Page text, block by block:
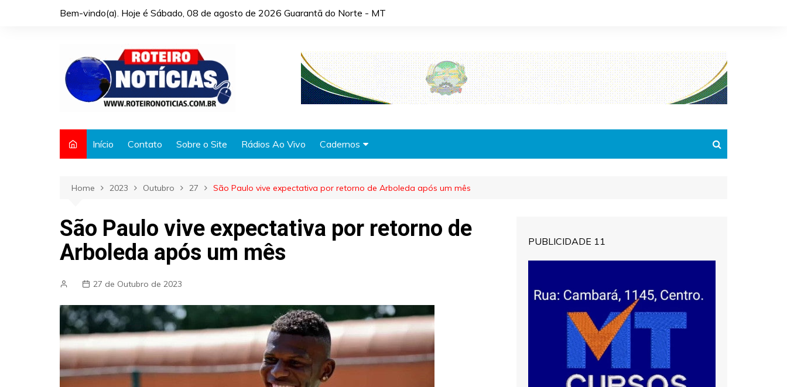
Bem-vindo(a). Hoje é Sábado, 08 de agosto de 2026 Guarantã do Norte - MT
Início Contato Sobre o Site Rádios Ao Vivo Cadernos
Automóveis
Cidades
Fama e TV
Justiça
Mundo
Política
Home 2023 Outubro 27 São Paulo vive expectativa por retorno de Arboleda após um mês
São Paulo vive expectativa por retorno de
Arboleda após um mês
27 de Outubro de 2023
PUBLICIDADE 11